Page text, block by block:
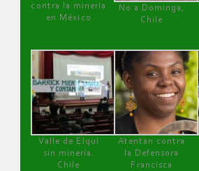
contra la minería
en México
No a Dominga,
Chile
Valle de Elqui
sin minería.
Chile
Atentan contra
la Defensora
Francisca